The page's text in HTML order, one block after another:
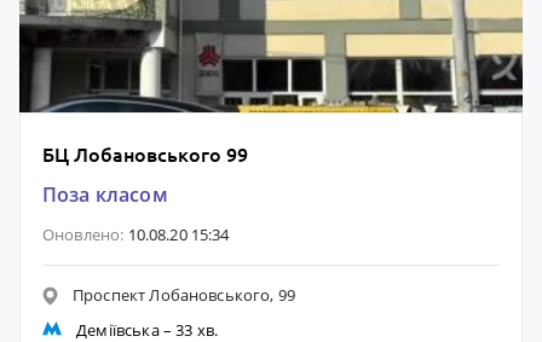
БЦ Лобановського 99
Поза класом
Оновлено: 10.08.20 15:34
Проспект Лобановського, 99
Деміївська– 33 хв.